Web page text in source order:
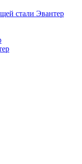
стали Эвантер